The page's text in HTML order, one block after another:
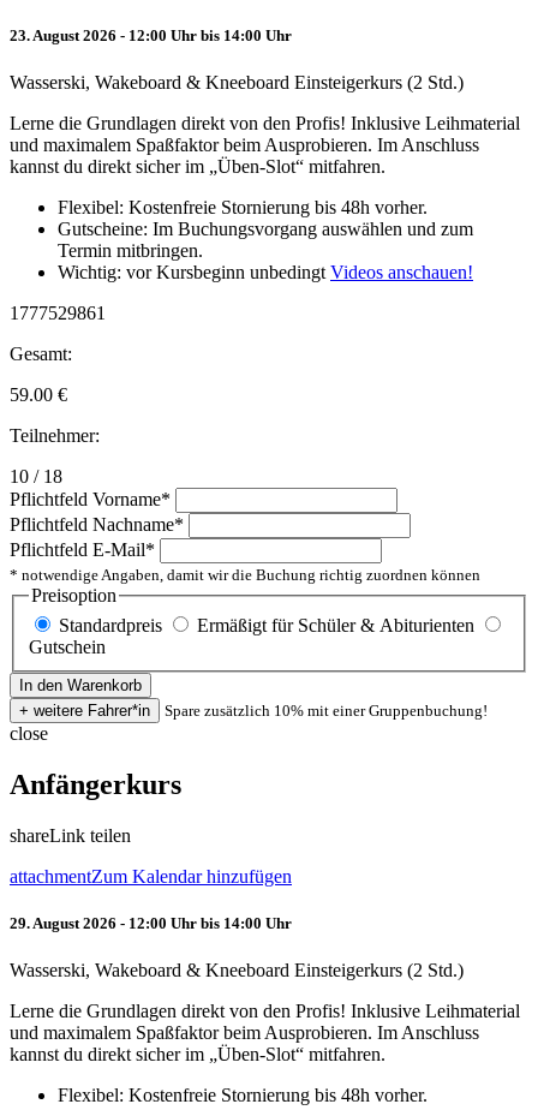
23. August 2026 - 12:00 Uhr bis 14:00 Uhr
Wasserski, Wakeboard & Kneeboard Einsteigerkurs (2 Std.)
Lerne die Grundlagen direkt von den Profis! Inklusive Leihmaterial
und maximalem Spaßfaktor beim Ausprobieren. Im Anschluss
kannst du direkt sicher im „Üben-Slot“ mitfahren.
Flexibel: Kostenfreie Stornierung bis 48h vorher.
Gutscheine: Im Buchungsvorgang auswählen und zum
Termin mitbringen.
Wichtig: vor Kursbeginn unbedingt Videos anschauen!
1777529861
Gesamt:
59.00 €
Teilnehmer:
10 / 18
Pflichtfeld Vorname*
Pflichtfeld Nachname*
Pflichtfeld E-Mail*
* notwendige Angaben, damit wir die Buchung richtig zuordnen können
Preisoption
Standardpreis
Ermäßigt für Schüler & Abiturienten
Gutschein
Spare zusätzlich 10% mit einer Gruppenbuchung!
close
Anfängerkurs
shareLink teilen
attachmentZum Kalendar hinzufügen
29. August 2026 - 12:00 Uhr bis 14:00 Uhr
Wasserski, Wakeboard & Kneeboard Einsteigerkurs (2 Std.)
Lerne die Grundlagen direkt von den Profis! Inklusive Leihmaterial
und maximalem Spaßfaktor beim Ausprobieren. Im Anschluss
kannst du direkt sicher im „Üben-Slot“ mitfahren.
Flexibel: Kostenfreie Stornierung bis 48h vorher.